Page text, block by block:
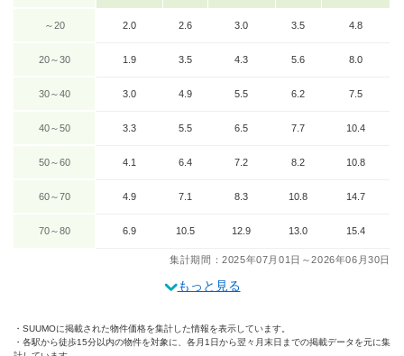
～20 2.0 2.6 3.0 3.5 4.8
20～30 1.9 3.5 4.3 5.6 8.0
30～40 3.0 4.9 5.5 6.2 7.5
40～50 3.3 5.5 6.5 7.7 10.4
50～60 4.1 6.4 7.2 8.2 10.8
60～70 4.9 7.1 8.3 10.8 14.7
70～80 6.9 10.5 12.9 13.0 15.4
集計期間：2025年07月01日～2026年06月30日
もっと見る
SUUMOに掲載された物件価格を集計した情報を表示しています。
各駅から徒歩15分以内の物件を対象に、各月1日から翌々月末日までの掲載データを元に集